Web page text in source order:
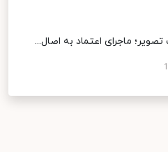
ماجرای اعتماد به اصال...